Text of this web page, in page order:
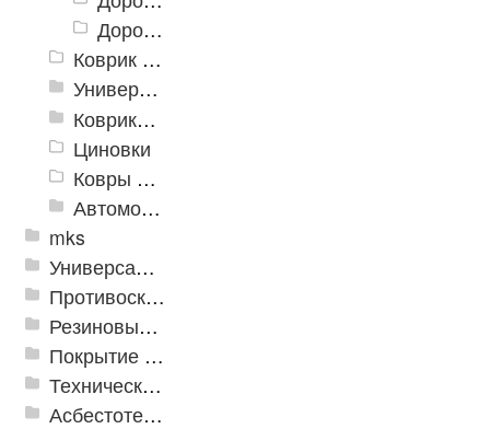
Дорожка «Кели»
Коврик флокированный
Универсальные коврики
Коврики хлопковые
Циновки
Ковры для детской
Автомобильные коврики
mks
Универсальные модульные покрытия
Противоскользящая защита для лестниц, профили, ленты
Резиновые и ПВХ дорожки
Покрытие из резиновой крошки
Техническая резина
Асбестотехнические и теплоизоляционные материалы